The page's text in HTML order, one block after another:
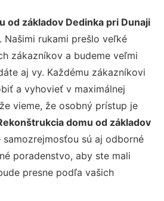
od základov Dedinka pri Dunaji
Našimi rukami prešlo veľké
zákazníkov a budeme veľmi
aj vy. Každému zákazníkovi
a vyhovieť v maximálnej
vieme, že osobný prístup je
domu od základov
samozrejmosťou sú aj odborné
poradenstvo, aby ste mali
presne podľa vašich